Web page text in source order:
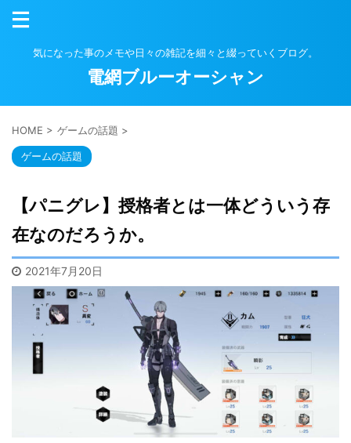
気になった事のメモや日々の雑記を細々と綴っていくブログ。
電網ブルーオーシャン
HOME > ゲームの話題 >
ゲームの話題
【パニグレ】授格者とは一体どういう存
在なのだろうか。
2021年7月20日